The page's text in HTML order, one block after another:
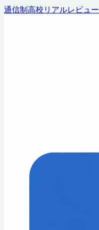
通信制高校リアルレビュー